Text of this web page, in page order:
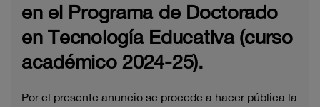
en el Programa de Doctorado
en Tecnología Educativa (curso
académico 2024-25).
Por el presente anuncio se procede a hacer pública la